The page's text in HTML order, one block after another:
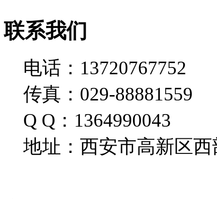
联系我们
电话：13720767752
传真：029-88881559
Q Q：1364990043
地址：西安市高新区西